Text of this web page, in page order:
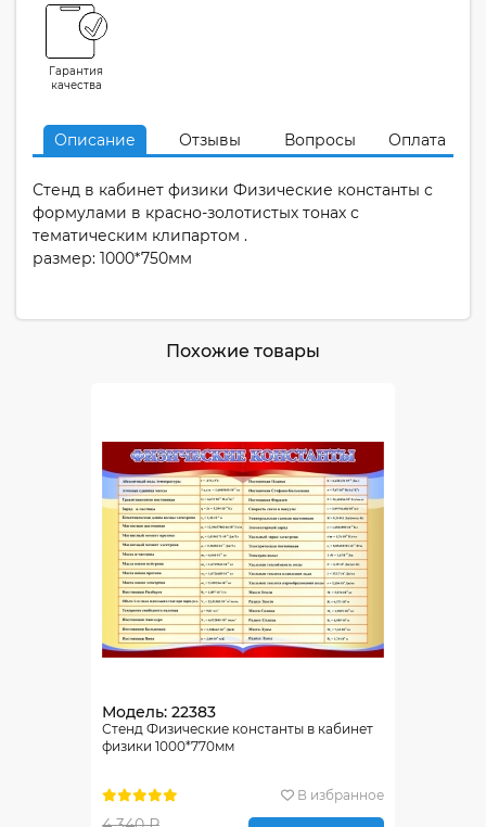
Гарантия
качества
Описание Отзывы Вопросы Оплата
Стенд в кабинет физики Физические константы с
формулами в красно-золотистых тонах с
тематическим клипартом .
размер: 1000*750мм
Похожие товары
Модель: 22383
Стенд Физические константы в кабинет
физики 1000*770мм
В избранное